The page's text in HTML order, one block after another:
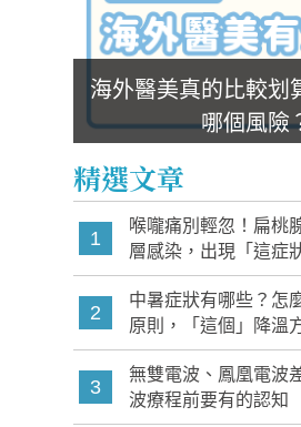
海外醫美真的比較划
哪個風險
精選文章
1
喉嚨痛別輕忽！扁桃
層感染，出現「這症
2
中暑症狀有哪些？怎
原則，「這個」降溫
3
無雙電波、鳳凰電波
波療程前要有的認知